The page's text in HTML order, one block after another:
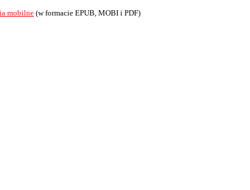
mobilne (w formacie EPUB, MOBI i PDF)